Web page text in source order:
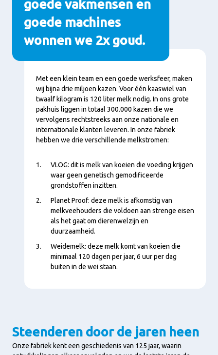
goede vakmensen en
goede machines
wonnen we 2x goud.
Content
Met een klein team en een goede werksfeer, maken
wij bijna drie miljoen kazen. Voor één kaaswiel van
twaalf kilogram is 120 liter melk nodig. In ons grote
pakhuis liggen in totaal 300.000 kazen die we
vervolgens rechtstreeks aan onze nationale en
internationale klanten leveren. In onze fabriek
hebben we drie verschillende melkstromen:
VLOG: dit is melk van koeien die voeding krijgen
waar geen genetisch gemodificeerde
grondstoffen inzitten.
Planet Proof: deze melk is afkomstig van
melkveehouders die voldoen aan strenge eisen
als het gaat om dierenwelzijn en
duurzaamheid.
Weidemelk: deze melk komt van koeien die
minimaal 120 dagen per jaar, 6 uur per dag
buiten in de wei staan.
Steenderen door de jaren heen
Onze fabriek kent een geschiedenis van 125 jaar, waarin